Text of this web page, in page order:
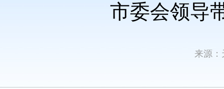
市委会领导
来源